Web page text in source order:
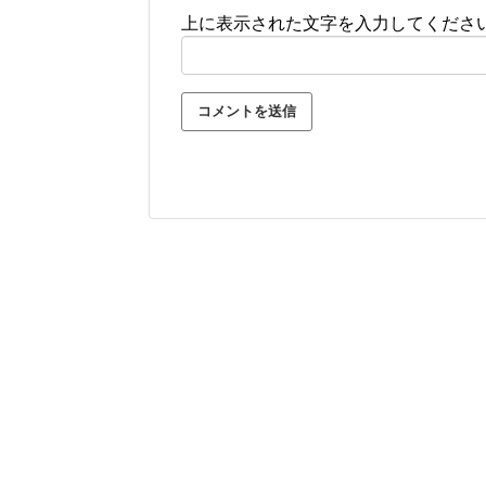
上に表示された文字を入力してくださ